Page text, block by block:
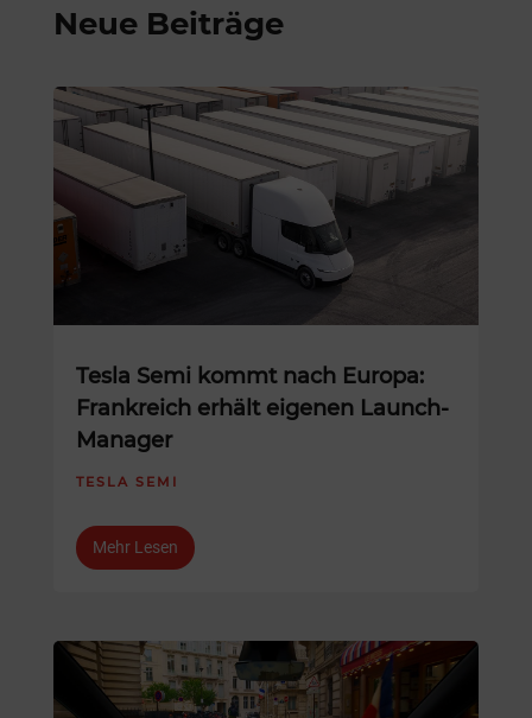
Neue Beiträge
Tesla Semi kommt nach Europa:
Frankreich erhält eigenen Launch-
Manager
TESLA SEMI
Mehr Lesen